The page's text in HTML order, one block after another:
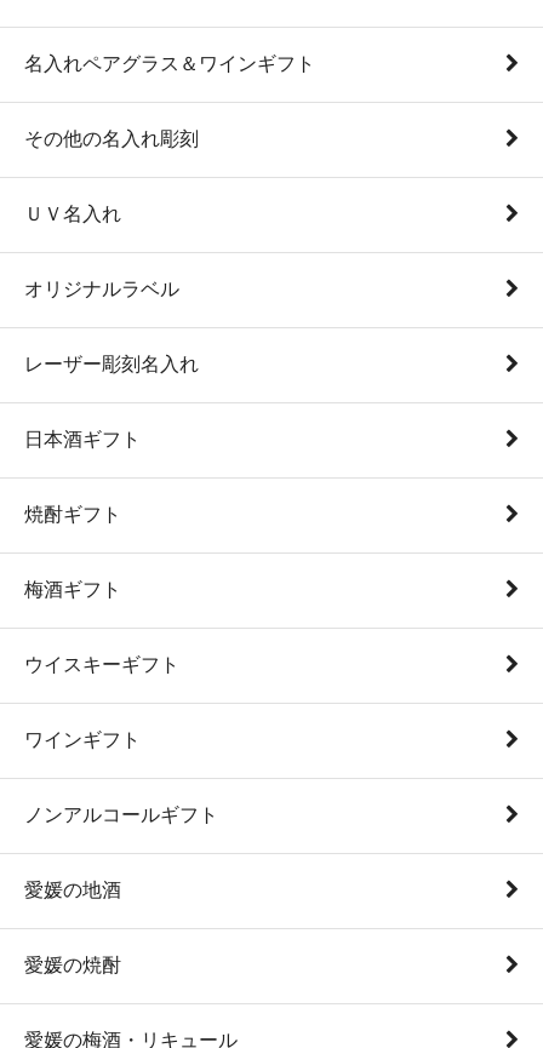
名入れペアグラス＆ワインギフト
その他の名入れ彫刻
ＵＶ名入れ
オリジナルラベル
レーザー彫刻名入れ
日本酒ギフト
焼酎ギフト
梅酒ギフト
ウイスキーギフト
ワインギフト
ノンアルコールギフト
愛媛の地酒
愛媛の焼酎
愛媛の梅酒・リキュール